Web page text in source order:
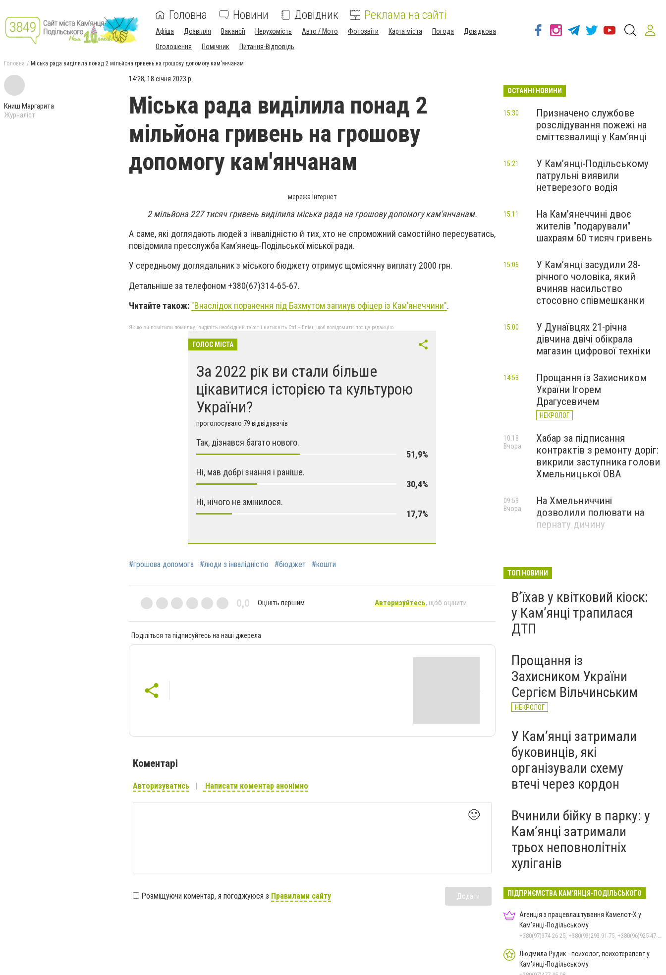
Головна Новини Довідник Реклама на сайті
Афіша Дозвілля Вакансії Нерухомість Авто / Мото Фотозвіти Карта міста Погода
Довідкова
Оголошення
Помічник Питання-Відповідь
Головна Міська рада виділила понад 2 мільйона гривень на грошову допомогу кам'янчанам
Книш Маргарита
Журналіст
14:28, 18 січня 2023 р.
Міська рада виділила понад 2
мільйона гривень на грошову
допомогу кам'янчанам
мережа Інтернет
2 мільйона 227 тисяч гривень виділила міська рада на грошову допомогу кам'янчанам.
А саме, які доглядають людей з інвалідністю й тих, хто не спроможний самостійно пересуватись,
повідомила пресслужба Кам’янець-Подільської міської ради.
У середньому доглядальник з міського бюджету отримує щомісячну виплату 2000 грн.
Детальніше за телефоном +380(67)314-65-67.
Читайте також: "Внаслідок поранення під Бахмутом загинув офіцер із Кам’янеччини".
Якщо ви помітили помилку, виділіть необхідний текст і натисніть Ctrl + Enter, щоб повідомити про це редакцію
ГОЛОС МІСТА
За 2022 рік ви стали більше
цікавитися історією та культурою
України?
проголосувало 79 відвідувачів
Так, дізнався багато нового.
51,9%
Ні, мав добрі знання і раніше.
30,4%
Ні, нічого не змінилося.
17,7%
#грошова допомога #люди з інвалідністю #бюджет #кошти
0,0 Оцініть першим Авторизуйтесь, щоб оцінити
Поділіться та підписуйтесь на наші джерела
Коментарі
Авторизуватись Написати коментар анонімно
🙂
Розміщуючи коментар, я погоджуюся з Правилами сайту Додати
ОСТАННІ НОВИНИ
Призначено службове
розслідування пожежі на
сміттєзвалищі у Кам’янці
15:30
У Кам’янці-Подільському
патрульні виявили
нетверезого водія
15:21
На Камʼянеччині двоє
жителів "подарували"
шахраям 60 тисяч гривень
15:11
У Камʼянці засудили 28-
річного чоловіка, який
вчиняв насильство
стосовно співмешканки
15:06
У Дунаївцях 21-річна
дівчина двічі обікрала
магазин цифрової техніки
15:00
Прощання із Захисником
України Ігорем
Драгусевичем
НЕКРОЛОГ
14:53
Хабар за підписання
контрактів з ремонту доріг:
викрили заступника голови
Хмельницької ОВА
10:18
Вчора
На Хмельниччині
дозволили полювати на
пернату дичину
09:59
Вчора
ТОП НОВИНИ
Вʼїхав у квітковий кіоск:
у Камʼянці трапилася
ДТП
Прощання із
Захисником України
Сергієм Вільчинським
НЕКРОЛОГ
У Кам’янці затримали
буковинців, які
організували схему
втечі через кордон
Вчинили бійку в парку: у
Кам’янці затримали
трьох неповнолітніх
хуліганів
ПІДПРИЄМСТВА КАМ'ЯНЦЯ-ПОДІЛЬСЬКОГО
Агенція з працевлаштування Камелот-Х у
Кам’янці-Подільському
+380(97)374-26-25, +380(93)293-91-75, +380(96)925-47-71, +380(73)327-54-83
Людмила Рудик - психолог, психотерапевт у
Кам'янці-Подільському